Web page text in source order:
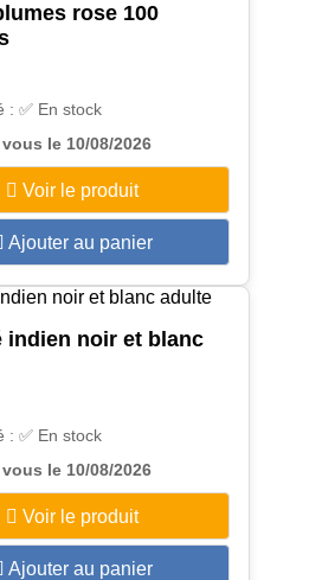
rose 100
: ✅ En stock
le 10/08/2026
Voir le produit
Ajouter au panier
indien noir et blanc
: ✅ En stock
le 10/08/2026
Voir le produit
Ajouter au panier